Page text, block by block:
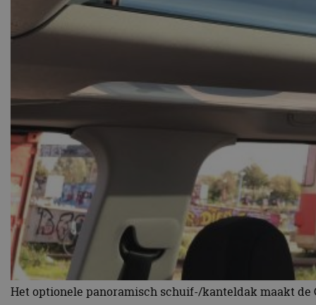
Het optionele panoramisch schuif-/kanteldak maakt de